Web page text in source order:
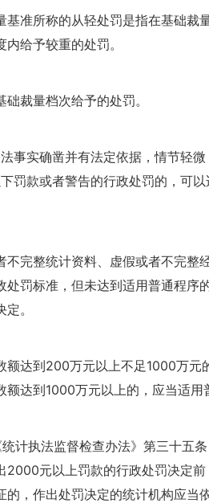
准所称的从轻处罚是指在基础裁
给予较重的处罚。
裁量档次给予的处罚。
事实确凿并有法定依据，情节轻
罚款或者警告的行政处罚的，可
完整统计资料、虚假或者不完整
处罚标准，但未达到适用普通程序
。
达到200万元以上不足1000万元
额达到1000万元以上的，应当适
计执法监督检查办法》第三十五
2000元以上罚款的行政处罚决定
的，作出处罚决定的统计机构应当